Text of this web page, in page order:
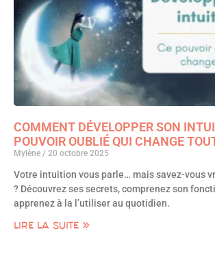
COMMENT DÉVELOPPER SON
POUVOIR OUBLIÉ QUI CHANGE
Mylène 20 octobre 2025
Votre intuition vous parle… mais savez-vous
? Découvrez ses secrets, comprenez son
apprenez à la l’utiliser au quotidien.
LIRE LA SUITE »